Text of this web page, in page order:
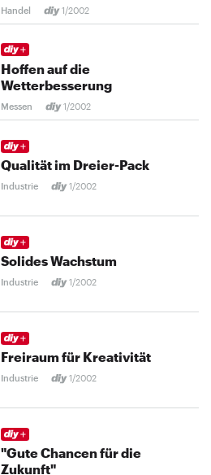
Handel 1/2002
Hoffen auf die
Wetterbesserung
Messen 1/2002
Qualität im Dreier-Pack
Industrie 1/2002
Solides Wachstum
Industrie 1/2002
Freiraum für Kreativität
Industrie 1/2002
"Gute Chancen für die
Zukunft"